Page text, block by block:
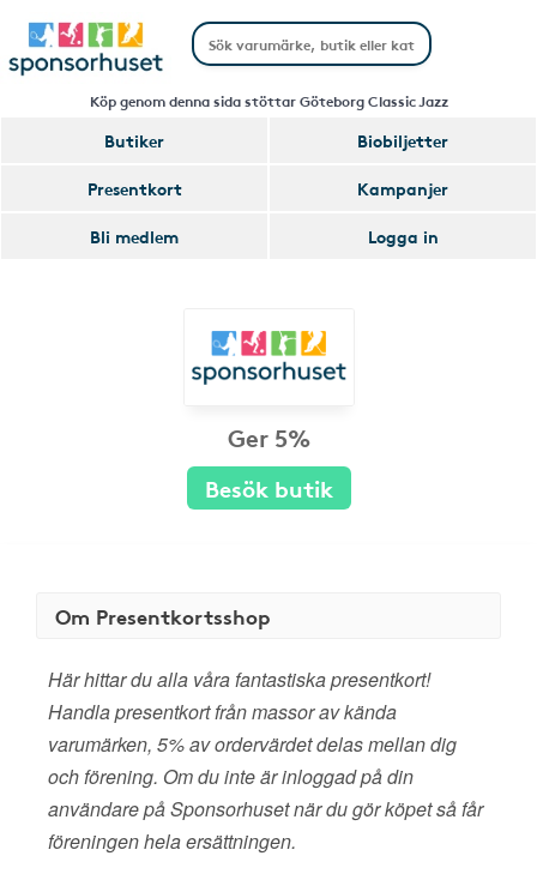
Köp genom denna sida stöttar Göteborg Classic Jazz
Butiker
Biobiljetter
Presentkort
Kampanjer
Bli medlem
Logga in
Ger 5%
Besök butik
Om Presentkortsshop
Här hittar du alla våra fantastiska presentkort!
Handla presentkort från massor av kända
varumärken, 5% av ordervärdet delas mellan dig
och förening. Om du inte är inloggad på din
användare på Sponsorhuset när du gör köpet så får
föreningen hela ersättningen.